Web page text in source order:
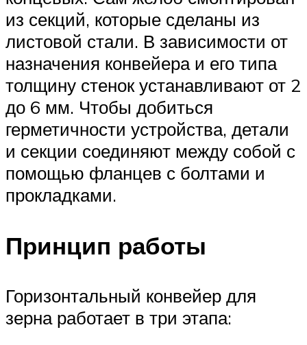
из секций, которые сделаны из
листовой стали. В зависимости от
назначения конвейера и его типа
толщину стенок устанавливают от 2
до 6 мм. Чтобы добиться
герметичности устройства, детали
и секции соединяют между собой с
помощью фланцев с болтами и
прокладками.
Принцип работы
Горизонтальный конвейер для
зерна работает в три этапа: